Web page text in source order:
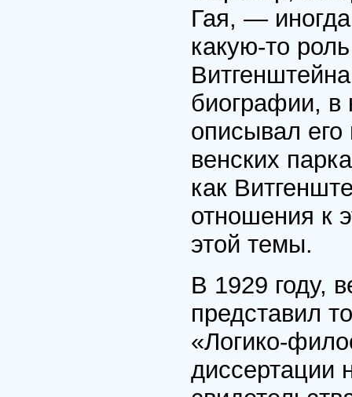
Гая, —
какую-то
биографии, в
описывал его
венских
как
отношения к
этой темы.
В 1929 году,
представил
«Логико-
диссертации